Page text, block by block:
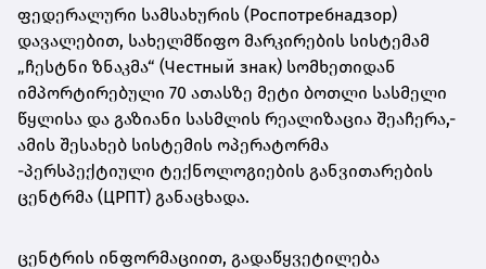
ფედერალური სამსახურის (Роспотребнадзор)
დავალებით, სახელმწიფო მარკირების სისტემამ
„ჩესტნი ზნაკმა“ (Честный знак) სომხეთიდან
იმპორტირებული 70 ათასზე მეტი ბოთლი სასმელი
წყლისა და გაზიანი სასმლის რეალიზაცია შეაჩერა,-
ამის შესახებ სისტემის ოპერატორმა
-პერსპექტიული ტექნოლოგიების განვითარების
ცენტრმა (ЦРПТ) განაცხადა.
ცენტრის ინფორმაციით, გადაწყვეტილება